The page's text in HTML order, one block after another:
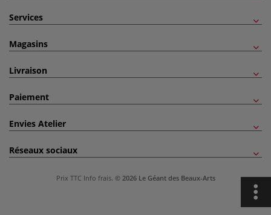
Services
Magasins
Livraison
Paiement
Envies Atelier
Réseaux sociaux
Prix TTC Info frais. © 2026 Le Géant des Beaux-Arts